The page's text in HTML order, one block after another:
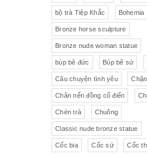
Liễn sứ
Đồng hồ
Đèn chùm pha lê Tiệp
Đồng hồ để bàn
Pha lê màu đắp hoa nổi
Pha lê
Đức
Bavaria
Fonderie Bords de Seine
Chế tác thủ công
Johnie Walker
bộ trà Tiệp Khắc Bohemia
Bronze horse sculpture
Bronze nude woman statue
búp bê đức Búp bê sứ
Câu chuyện tình yêu
Chân nến đồng cổ điển
Chén trà Chuông
Classic nude bronze statue
Cốc bia Cốc sứ Cốc